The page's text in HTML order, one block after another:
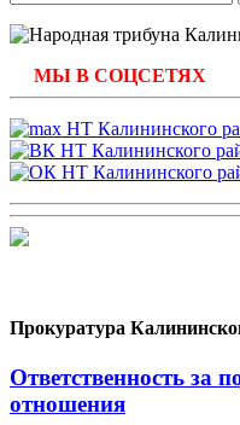
МЫ В СОЦСЕТЯХ
Прокуратура
Ответственность за
отношения